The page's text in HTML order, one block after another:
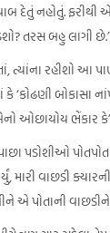
દેતું નહોતું. ફરીથી
તરસ બહુ લાગી છે.’
ત્યાંના રહીશો આ
‘કોઢણી બોકાસા
ઓછાયોય ભેંકાર
પડોશીઓ
મારી વાછડી
એ પોતાની વાછડીને